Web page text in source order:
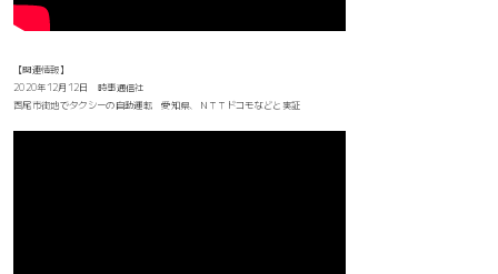
【関連情報】
2020年12月12日 時事通信社
西尾市街地でタクシーの自動運転 愛知県、ＮＴＴドコモなどと実証